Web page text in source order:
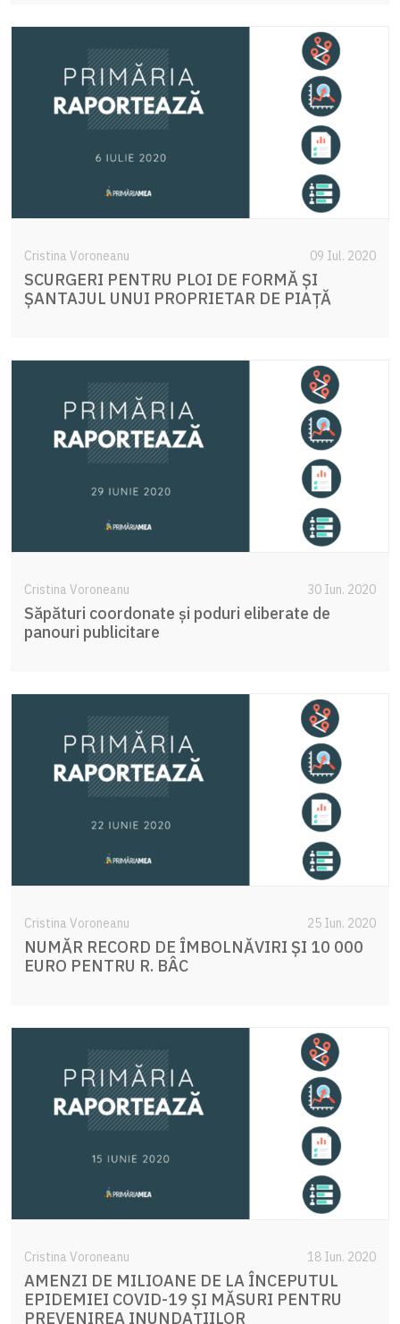
Cristina Voroneanu 09 Iul. 2020
SCURGERI PENTRU PLOI DE FORMĂ ȘI
ȘANTAJUL UNUI PROPRIETAR DE PIAȚĂ
Cristina Voroneanu 30 Iun. 2020
Săpături coordonate și poduri eliberate de
panouri publicitare
Cristina Voroneanu 25 Iun. 2020
NUMĂR RECORD DE ÎMBOLNĂVIRI ȘI 10 000
EURO PENTRU R. BÂC
Cristina Voroneanu 18 Iun. 2020
AMENZI DE MILIOANE DE LA ÎNCEPUTUL
EPIDEMIEI COVID-19 ȘI MĂSURI PENTRU
PREVENIREA INUNDAȚIILOR